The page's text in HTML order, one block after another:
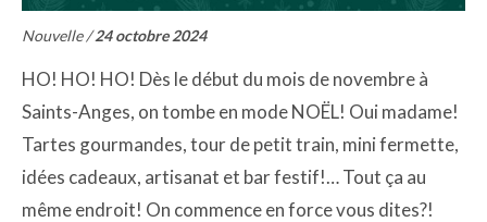
Nouvelle /24 octobre 2024
HO! HO! HO! Dès le début du mois de novembre à
Saints-Anges, on tombe en mode NOËL! Oui madame!
Tartes gourmandes, tour de petit train, mini fermette,
idées cadeaux, artisanat et bar festif!… Tout ça au
même endroit! On commence en force vous dites?!